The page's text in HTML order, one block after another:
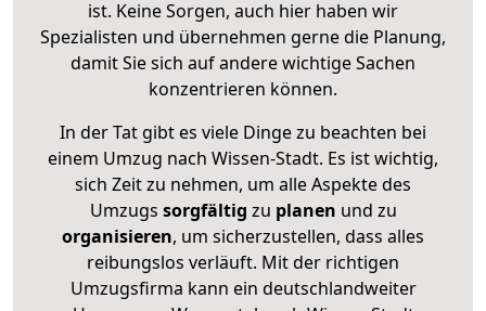
ist. Keine Sorgen, auch hier haben wir
Spezialisten und übernehmen gerne die Planung,
damit Sie sich auf andere wichtige Sachen
konzentrieren können.
In der Tat gibt es viele Dinge zu beachten bei
einem Umzug nach Wissen-Stadt. Es ist wichtig,
sich Zeit zu nehmen, um alle Aspekte des
Umzugs sorgfältig zu planen und zu
organisieren, um sicherzustellen, dass alles
reibungslos verläuft. Mit der richtigen
Umzugsfirma kann ein deutschlandweiter